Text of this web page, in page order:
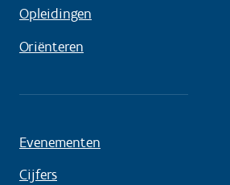
Opleidingen
Oriënteren
Evenementen
Cijfers